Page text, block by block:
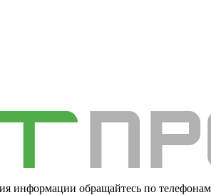
информации обращайтесь по телефонам